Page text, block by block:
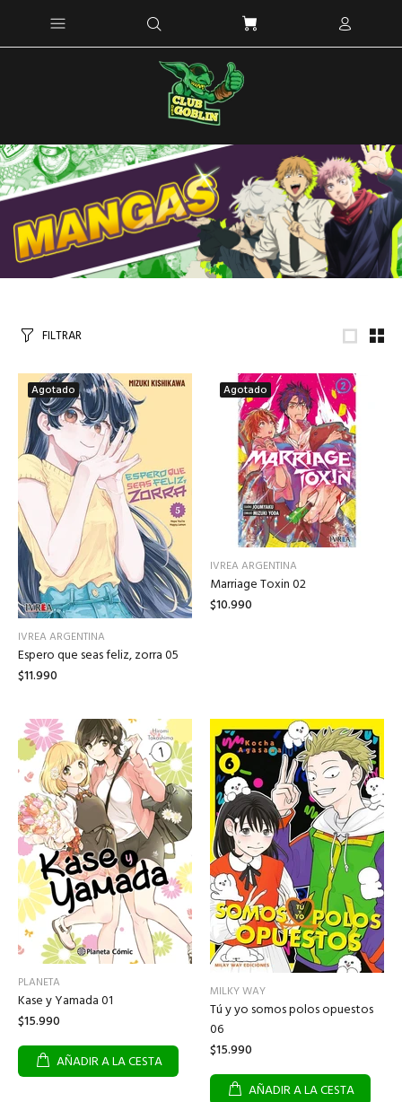
FILTRAR
Agotado
IVREA ARGENTINA
Espero que seas feliz, zorra 05
$11.990
Agotado
IVREA ARGENTINA
Marriage Toxin 02
$10.990
PLANETA
Kase y Yamada 01
$15.990
AÑADIR A LA CESTA
MILKY WAY
Tú y yo somos polos opuestos
06
$15.990
AÑADIR A LA CESTA